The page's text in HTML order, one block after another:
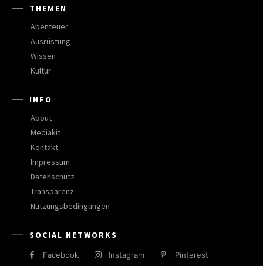
THEMEN
Abenteuer
Ausrüstung
Wissen
Kultur
INFO
About
Mediakit
Kontakt
Impressum
Datenschutz
Transparenz
Nutzungsbedingungen
SOCIAL NETWORKS
Facebook Instagram Pinterest